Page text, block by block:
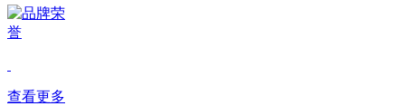
查看更多